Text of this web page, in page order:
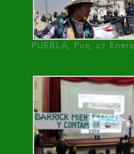
PUEBLA, Pue, 27 Enero